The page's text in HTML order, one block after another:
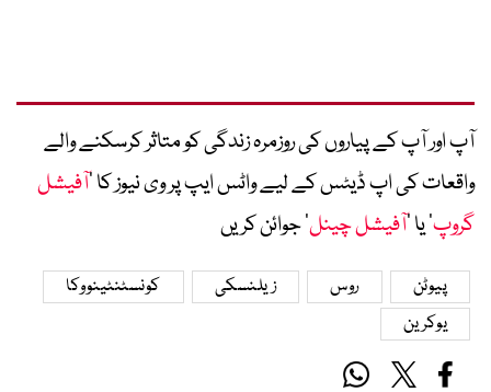
آپ اور آپ کے پیاروں کی روزمرہ زندگی کو متاثر کرسکنے والے
واقعات کی اپ ڈیٹس کے لیے واٹس ایپ پر وی نیوز کا ’آفیشل
گروپ‘ یا ’آفیشل چینل‘ جوائن کریں
پیوٹن روس زیلنسکی
کونسٹنٹینووکا
یوکرین